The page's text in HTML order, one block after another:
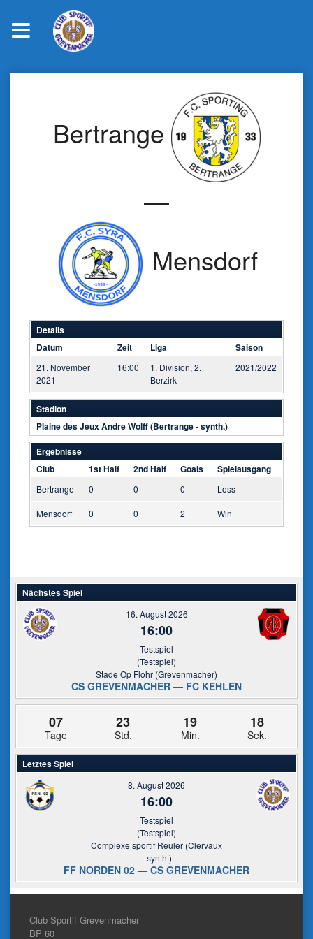
Bertrange
—
Mensdorf
Details
Datum
Zeit Liga Saison
21. November
2021
16:00
1. Division, 2.
Berzirk
2021/2022
Stadion
Plaine des Jeux Andre Wolff (Bertrange - synth.)
Ergebnisse
Club
1st Half 2nd Half Goals Spielausgang
Bertrange 0 0 0 Loss
Mensdorf 0 0 2 Win
Nächstes Spiel
16. August 2026
16:00
Testspiel
(Testspiel)
Stade Op Flohr (Grevenmacher)
CS GREVENMACHER — FC KEHLEN
07
Tage
23
Std.
19
Min.
18
Sek.
Letztes Spiel
8. August 2026
16:00
Testspiel
(Testspiel)
Complexe sportif Reuler (Clervaux
- synth.)
FF NORDEN 02 — CS GREVENMACHER
Club Sportif Grevenmacher
BP 60